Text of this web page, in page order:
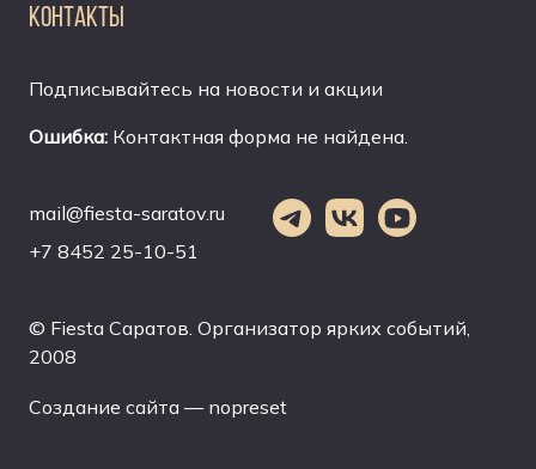
КОНТАКТЫ
Подписывайтесь на новости и акции
Ошибка: Контактная форма не найдена.
mail@fiesta-saratov.ru
+7 8452 25-10-51
© Fiesta Саратов. Организатор ярких событий,
2008
Создание сайта — nopreset